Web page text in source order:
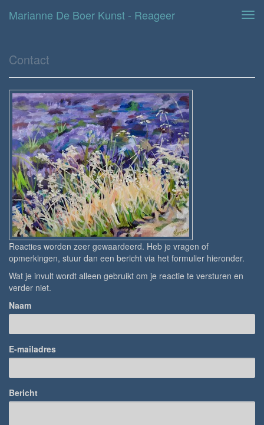
Marianne De Boer Kunst - Reageer
Contact
Reacties worden zeer gewaardeerd. Heb je vragen of
opmerkingen, stuur dan een bericht via het formulier hieronder.
Wat je invult wordt alleen gebruikt om je reactie te versturen en
verder niet.
Naam
E-mailadres
Bericht